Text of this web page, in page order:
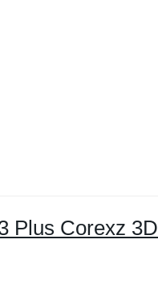
Plus Corexz